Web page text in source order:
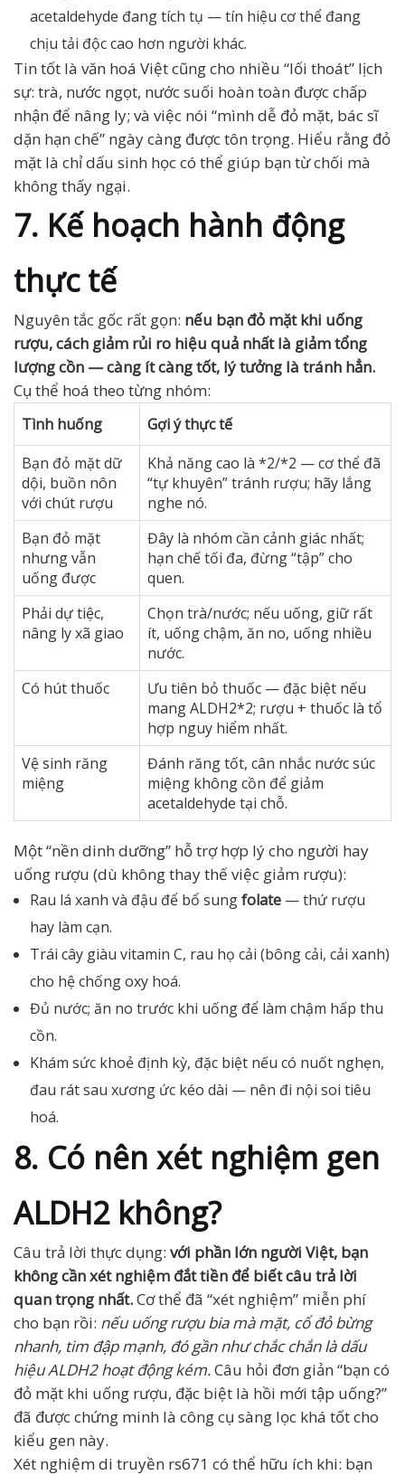
acetaldehyde đang tích tụ — tín hiệu cơ thể đang
chịu tải độc cao hơn người khác.
Tin tốt là văn hoá Việt cũng cho nhiều “lối thoát” lịch
sự: trà, nước ngọt, nước suối hoàn toàn được chấp
nhận để nâng ly; và việc nói “mình dễ đỏ mặt, bác sĩ
dặn hạn chế” ngày càng được tôn trọng. Hiểu rằng đỏ
mặt là chỉ dấu sinh học có thể giúp bạn từ chối mà
không thấy ngại.
7. Kế hoạch hành động
thực tế
Nguyên tắc gốc rất gọn: nếu bạn đỏ mặt khi uống
rượu, cách giảm rủi ro hiệu quả nhất là giảm tổng
lượng cồn — càng ít càng tốt, lý tưởng là tránh hẳn.
Cụ thể hoá theo từng nhóm:
Tình huống
Gợi ý thực tế
Bạn đỏ mặt dữ
dội, buồn nôn
với chút rượu
Khả năng cao là *2/*2 — cơ thể đã
“tự khuyên” tránh rượu; hãy lắng
nghe nó.
Bạn đỏ mặt
nhưng vẫn
uống được
Đây là nhóm cần cảnh giác nhất;
hạn chế tối đa, đừng “tập” cho
quen.
Phải dự tiệc,
nâng ly xã giao
Chọn trà/nước; nếu uống, giữ rất
ít, uống chậm, ăn no, uống nhiều
nước.
Có hút thuốc
Ưu tiên bỏ thuốc — đặc biệt nếu
mang ALDH2*2; rượu + thuốc là tổ
hợp nguy hiểm nhất.
Vệ sinh răng
miệng
Đánh răng tốt, cân nhắc nước súc
miệng không cồn để giảm
acetaldehyde tại chỗ.
Một “nền dinh dưỡng” hỗ trợ hợp lý cho người hay
uống rượu (dù không thay thế việc giảm rượu):
Rau lá xanh và đậu để bổ sungfolate — thứ rượu
hay làm cạn.
Trái cây giàu vitamin C, rau họ cải (bông cải, cải xanh)
cho hệ chống oxy hoá.
Đủ nước; ăn no trước khi uống để làm chậm hấp thu
cồn.
Khám sức khoẻ định kỳ, đặc biệt nếu có nuốt nghẹn,
đau rát sau xương ức kéo dài — nên đi nội soi tiêu
hoá.
8. Có nên xét nghiệm gen
ALDH2 không?
Câu trả lời thực dụng: với phần lớn người Việt, bạn
không cần xét nghiệm đắt tiền để biết câu trả lời
quan trọng nhất.Cơ thể đã “xét nghiệm” miễn phí
cho bạn rồi: nếu uống rượu bia mà mặt, cổ đỏ bừng
nhanh, tim đập mạnh, đó gần như chắc chắn là dấu
hiệu ALDH2 hoạt động kém.Câu hỏi đơn giản “bạn có
đỏ mặt khi uống rượu, đặc biệt là hồi mới tập uống?”
đã được chứng minh là công cụ sàng lọc khá tốt cho
kiểu gen này.
Xét nghiệm di truyền rs671 có thể hữu ích khi: bạn